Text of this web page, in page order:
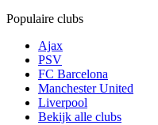
Populaire clubs
Ajax
PSV
FC Barcelona
Manchester United
Liverpool
Bekijk alle clubs